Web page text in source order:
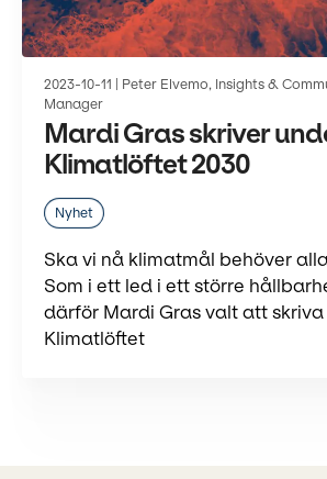
2023-10-11 | Peter Elvemo, Insights &
Manager
Mardi Gras skriver
Klimatlöftet 2030
Nyhet
Ska vi nå klimatmål behöver
Som i ett led i ett större
därför Mardi Gras valt att
Klimatlöftet